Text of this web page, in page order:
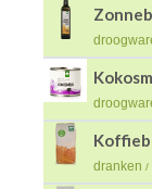
dranken /